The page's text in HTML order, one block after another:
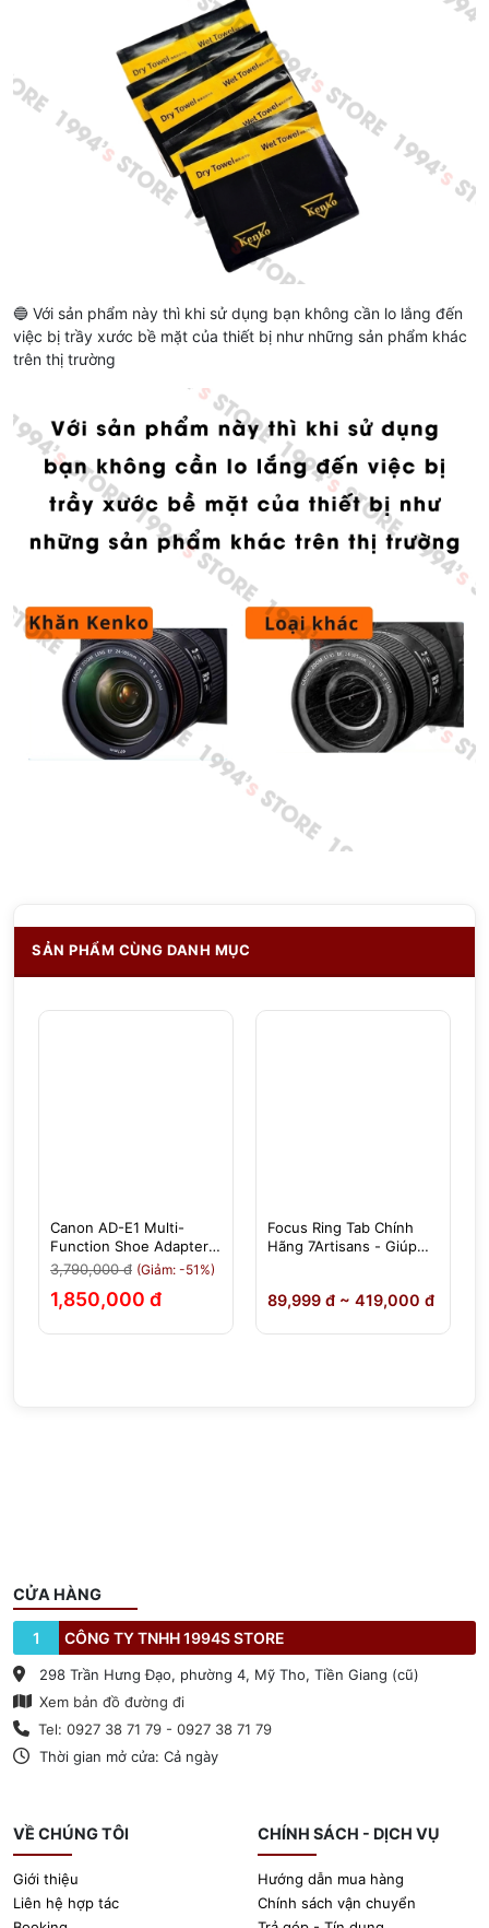
🔵 Với sản phẩm này thì khi sử dụng bạn không cần lo lắng đến
việc bị trầy xước bề mặt của thiết bị như những sản phẩm khác
trên thị trường
SẢN PHẨM CÙNG DANH MỤC
Canon AD-E1 Multi-
Function Shoe Adapter -
Chính Hãng
3,790,000 đ (Giảm: -51%)
1,850,000 đ
Focus Ring Tab Chính
Hãng 7Artisans - Giúp
89,999 đ ~ 419,000 đ
CỬA HÀNG
1 CÔNG TY TNHH 1994S STORE
298 Trần Hưng Đạo, phường 4, Mỹ Tho, Tiền Giang (cũ)
Xem bản đồ đường đi
Tel: 0927 38 71 79 - 0927 38 71 79
Thời gian mở cửa: Cả ngày
VỀ CHÚNG TÔI
Giới thiệu
Liên hệ hợp tác
CHÍNH SÁCH - DỊCH VỤ
Hướng dẫn mua hàng
Chính sách vận chuyển